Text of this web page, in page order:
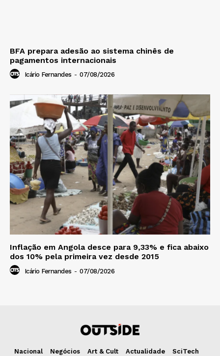
BFA prepara adesão ao sistema chinês de
pagamentos internacionais
Icário Fernandes - 07/08/2026
Inflação em Angola desce para 9,33% e fica abaixo
dos 10% pela primeira vez desde 2015
Icário Fernandes - 07/08/2026
Nacional Negócios Art & Cult Actualidade
SciTech